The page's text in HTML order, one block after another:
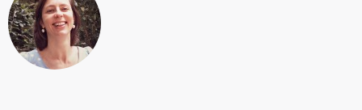
A propos de nous
Qui sommes-nous ?